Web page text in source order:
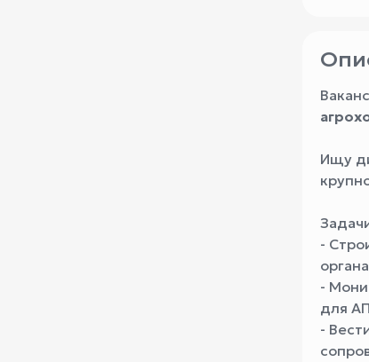
Ищу
-
-
для
-